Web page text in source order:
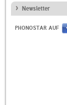
Newsletter
PHONOSTAR AUF